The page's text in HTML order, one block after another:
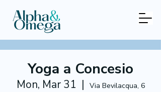
Yoga a Concesio
Mon, Mar 31
  |
Via Bevilacqua, 6